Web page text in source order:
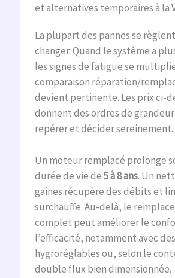
et alternatives temporaires à la
La plupart des pannes se
changer. Quand le système a
les signes de fatigue se
comparaison réparation/
devient pertinente. Les prix ci-
donnent des ordres de
repérer et décider sereinement.
Un moteur remplacé prolonge
durée de vie de5 à 8 ans. Un
gaines récupère des débits et
surchauffe. Au-delà, le
complet peut améliorer le
l’efficacité, notamment avec
hygroréglables ou, selon le
double flux bien dimensionnée.